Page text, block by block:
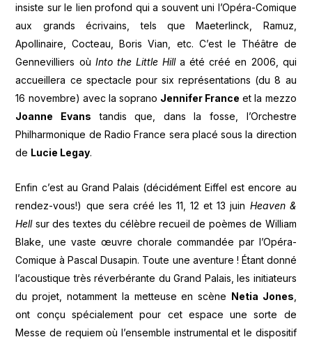
insiste sur le lien profond qui a souvent uni l’Opéra-Comique
aux grands écrivains, tels que Maeterlinck, Ramuz,
Apollinaire, Cocteau, Boris Vian, etc. C’est le Théâtre de
Gennevilliers où Into the Little Hilla été créé en 2006, qui
accueillera ce spectacle pour six représentations (du 8 au
16 novembre) avec la soprano Jennifer France et la mezzo
Joanne Evans tandis que, dans la fosse, l’Orchestre
Philharmonique de Radio France sera placé sous la direction
de Lucie Legay.
Enfin c’est au Grand Palais (décidément Eiffel est encore au
rendez-vous!) que sera créé les 11, 12 et 13 juin Heaven &
Hellsur des textes du célèbre recueil de poèmes de William
Blake, une vaste œuvre chorale commandée par l’Opéra-
Comique à Pascal Dusapin. Toute une aventure ! Étant donné
l’acoustique très réverbérante du Grand Palais, les initiateurs
du projet, notamment la metteuse en scène Netia Jones
ont conçu spécialement pour cet espace une sorte de
Messe de requiem où l’ensemble instrumental et le dispositif